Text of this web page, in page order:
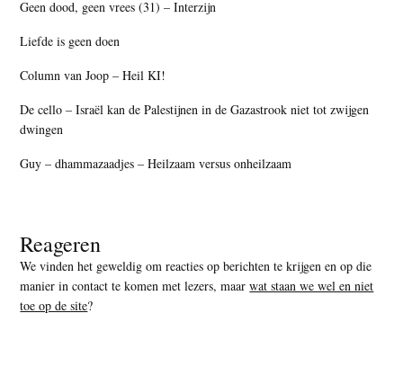
Geen dood, geen vrees (31) – Interzijn
Liefde is geen doen
Column van Joop – Heil KI!
De cello – Israël kan de Palestijnen in de Gazastrook niet tot zwijgen
dwingen
Guy – dhammazaadjes – Heilzaam versus onheilzaam
Reageren
We vinden het geweldig om reacties op berichten te krijgen en op die
manier in contact te komen met lezers, maarwat staan we wel en niet
toe op de site?